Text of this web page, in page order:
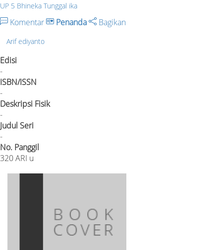
UP 5 Bhineka Tunggal ika
Komentar Penanda Bagikan
Arif ediyanto
Edisi
-
ISBN/ISSN
-
Deskripsi Fisik
-
Judul Seri
-
No. Panggil
320 ARI u